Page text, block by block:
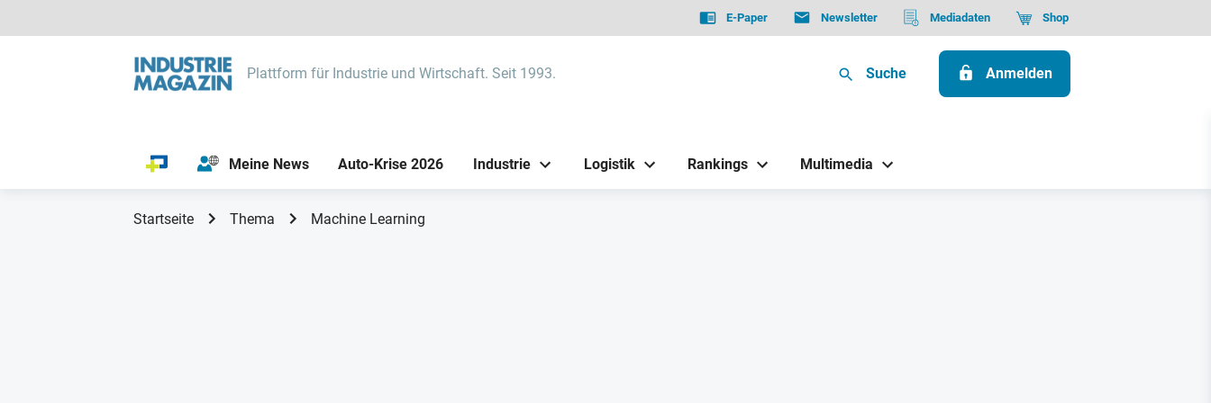
E-Paper Newsletter Mediadaten Shop
Plattform für Industrie und Wirtschaft. Seit 1993. Suche Anmelden
Meine News Auto-Krise 2026 Industrie Logistik Rankings Multimedia
Startseite Thema Machine Learning